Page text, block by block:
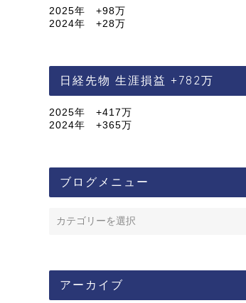
2025年 +98万
2024年 +28万
日経先物 生涯損益 +782万
2025年 +417万
2024年 +365万
ブログメニュー
アーカイブ